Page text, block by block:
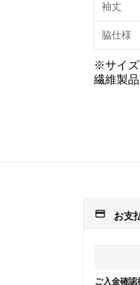
袖丈
脇仕様
※サイズ
繊維製
payment お支
ご入金確認